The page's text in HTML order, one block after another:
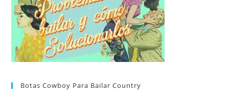
Botas Cowboy Para Bailar Country